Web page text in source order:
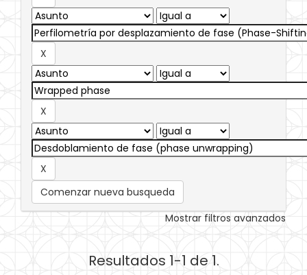
Comenzar nueva busqueda
Mostrar filtros avanzados
Resultados 1-1 de 1.